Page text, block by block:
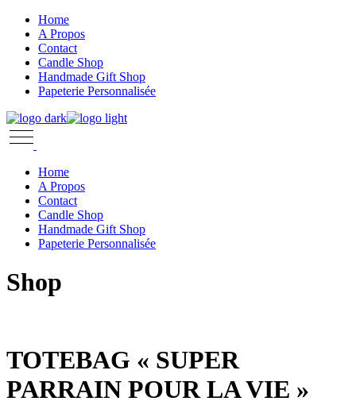
Skip
content
Home
A Propos
Contact
Candle Shop
Handmade Gift Shop
Papeterie Personnalisée
Home
A Propos
Contact
Candle Shop
Handmade Gift Shop
Papeterie Personnalisée
Shop
TOTEBAG « SUPER
PARRAIN POUR LA VIE »